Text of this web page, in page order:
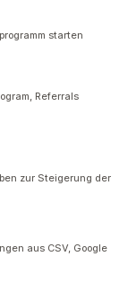
starten
Referrals
zur Steigerung der
aus CSV, Google